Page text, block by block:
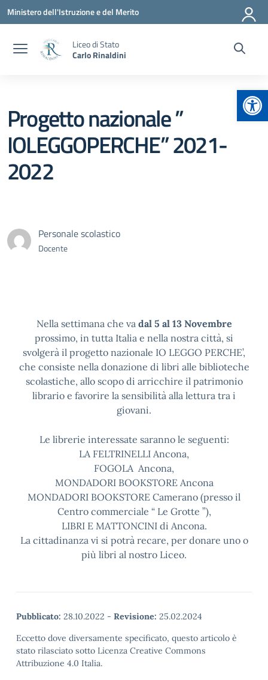
Vai ai contenuti
Vai al menu di navigazione
Vai al footer
Ministero dell'Istruzione e del Merito
Liceo di Stato
Carlo Rinaldini
Progetto nazionale ”
IOLEGGOPERCHE” 2021-
2022
Personale scolastico
Docente
Nella settimana che va dal 5 al 13 Novembre
prossimo, in tutta Italia e nella nostra città, si
svolgerà il progetto nazionale IO LEGGO PERCHE’,
che consiste nella donazione di libri alle biblioteche
scolastiche, allo scopo di arricchire il patrimonio
librario e favorire la sensibilità alla lettura tra i
giovani.
Le librerie interessate saranno le seguenti:
LA FELTRINELLI Ancona,
FOGOLA Ancona,
MONDADORI BOOKSTORE Ancona
MONDADORI BOOKSTORE Camerano (presso il
Centro commerciale “ Le Grotte ”),
LIBRI E MATTONCINI di Ancona.
La cittadinanza vi si potrà recare, per donare uno o
più libri al nostro Liceo.
Pubblicato: 28.10.2022 - Revisione: 25.02.2024
Eccetto dove diversamente specificato, questo articolo è
stato rilasciato sotto Licenza Creative Commons
Attribuzione 4.0 Italia.